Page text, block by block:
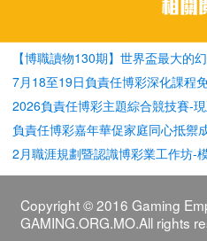
【博職讀物130期】世界盃最大的
7月18至19日負責任博彩深化課程
2026負責任博彩主題綜合競技賽-
負責任博彩嘉年華促家庭同心抵禦
2月職涯規劃暨認識博彩業工作坊-
Copyright © 2016 Gaming
GAMING.ORG.MO.All rights